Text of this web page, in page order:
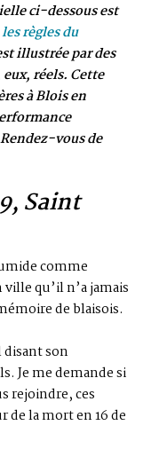
ci-dessous est
les règles du
illustrée par des
réels. Cette
à Blois en
vous de
Saint
comme
qu’il n’a jamais
de blaisois.
disant son
Je me demande si
rejoindre, ces
la mort en 16 de